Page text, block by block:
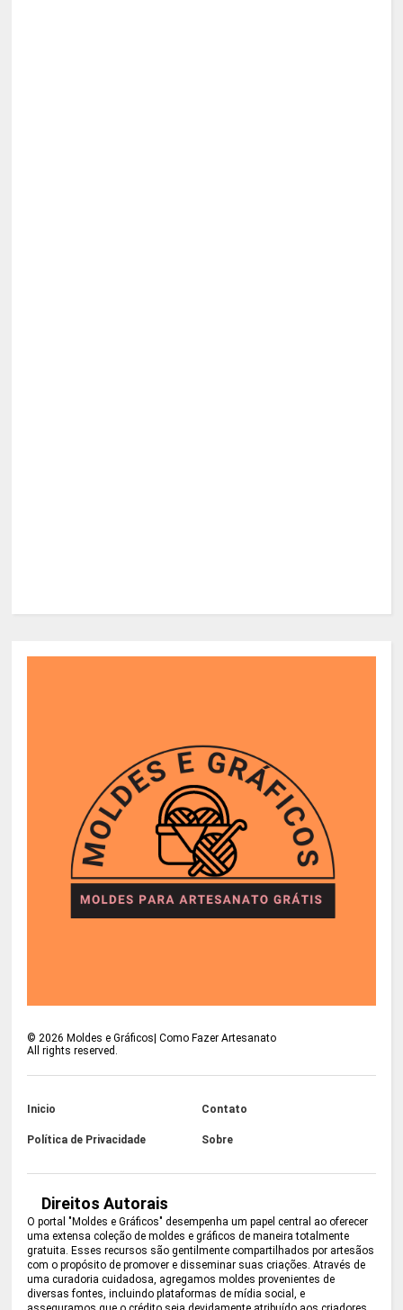
© 2026 Moldes e Gráficos| Como Fazer Artesanato
All rights reserved.
Inicio Contato
Política de Privacidade Sobre
Direitos Autorais
O portal "Moldes e Gráficos" desempenha um papel central ao oferecer
uma extensa coleção de moldes e gráficos de maneira totalmente
gratuita. Esses recursos são gentilmente compartilhados por artesãos
com o propósito de promover e disseminar suas criações. Através de
uma curadoria cuidadosa, agregamos moldes provenientes de
diversas fontes, incluindo plataformas de mídia social, e